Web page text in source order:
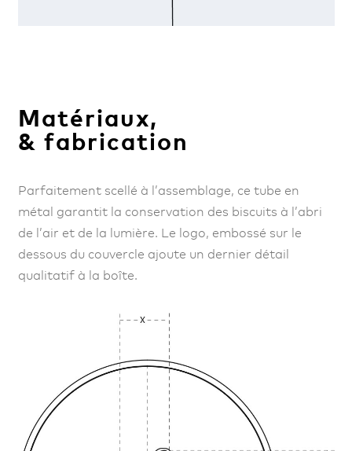
Matériaux,
& fabrication
Parfaitement scellé à l’assemblage, ce tube en
métal garantit la conservation des biscuits à l’abri
de l’air et de la lumière. Le logo, embossé sur le
dessous du couvercle ajoute un dernier détail
qualitatif à la boîte.